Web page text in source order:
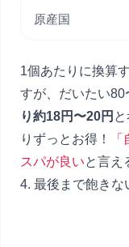
原産国
1個あたりに換算
すが、だいたい80
り約18円〜20円
りずっとお得！
スパが良いと言え
4. 最後まで飽きな